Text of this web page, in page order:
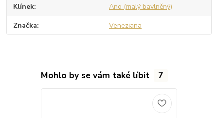
Klínek Ano (malý bavlněný)
Značka Veneziana
Mohlo by se vám také líbit 7